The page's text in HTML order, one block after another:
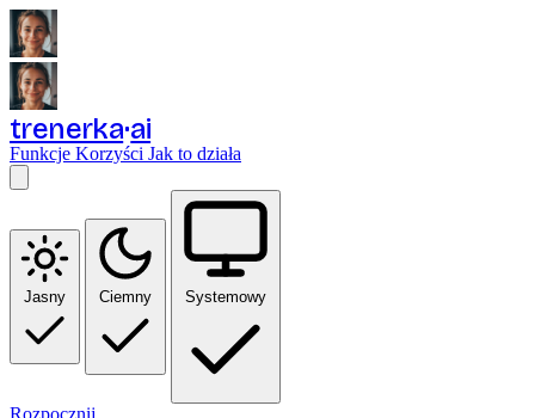
trenerka ai
Funkcje Korzyści Jak to działa
Jasny Ciemny Systemowy
Rozpocznij